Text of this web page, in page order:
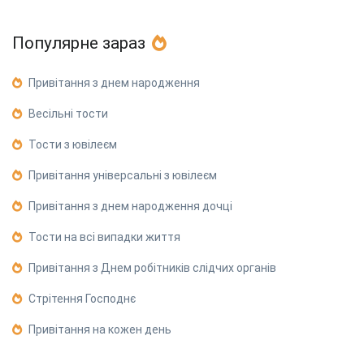
Популярне зараз
Привітання з днем народження
Весільні тости
Тости з ювілеєм
Привітання універсальні з ювілеєм
Привітання з днем народження дочці
Тости на всі випадки життя
Привітання з Днем робітників слідчих органів
Стрітення Господнє
Привітання на кожен день